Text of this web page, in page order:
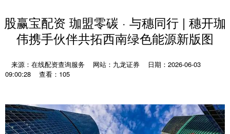
股赢宝配资 珈盟零碳 · 与穗同行 | 穗开珈
伟携手伙伴共拓西南绿色能源新版图
来源：在线配资查询服务 网站：九龙证券
日期：2026-06-03
09:00:28
查看：105